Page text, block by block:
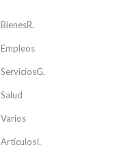
BienesR.
Empleos
ServiciosG.
Salud
Varios
ArtículosI.